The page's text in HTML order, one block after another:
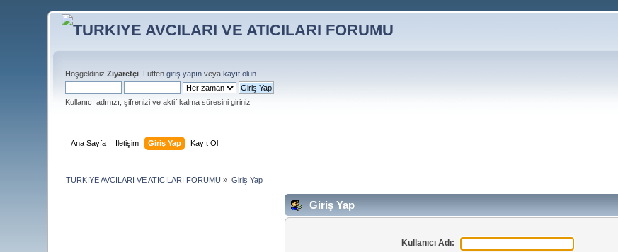
HoşgeldinizZiyaretçi . Lütfengiriş yapın veyakayıt olun
Kullanıcı adınızı, şifrenizi ve aktif kalma süresini giriniz
Ana Sayfa İletişim Giriş Yap Kayıt Ol
TURKIYE AVCILARI VE ATICILARI FORUMU » Giriş Yap
Giriş Yap
Kullanıcı Adı: